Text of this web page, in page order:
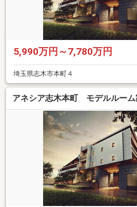
5,990万円～7,780万円
埼玉県志木市本町４
アネシア志木本町 モデルルー